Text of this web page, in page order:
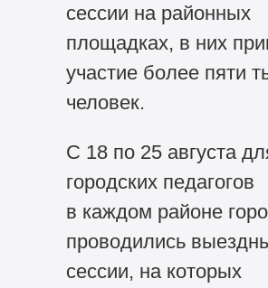
сессии на районных
площадках, в них
участие более пяти
человек.
С 18 по 25 августа
городских педагогов
в каждом районе
проводились
сессии, на которых